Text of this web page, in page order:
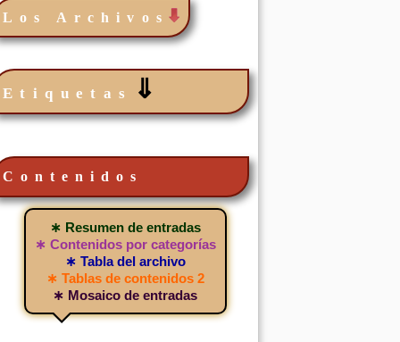
Los Archivos
Etiquetas ⇓
Contenidos
∗ Resumen de entradas
∗ Contenidos por categorías
∗ Tabla del archivo
∗ Tablas de contenidos 2
∗ Mosaico de entradas